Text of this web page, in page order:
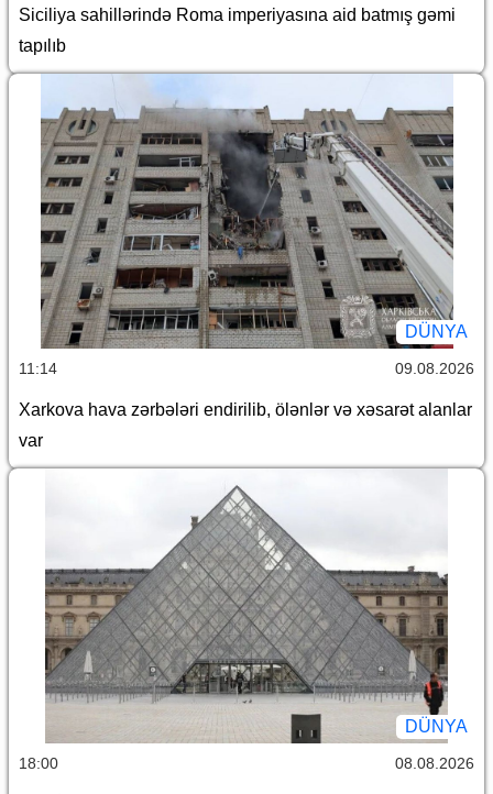
Siciliya sahillərində Roma imperiyasına aid batmış gəmi
tapılıb
DÜNYA
11:14 09.08.2026
Xarkova hava zərbələri endirilib, ölənlər və xəsarət alanlar
var
DÜNYA
18:00 08.08.2026